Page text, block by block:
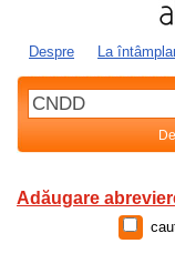
Despre La
Adăugare